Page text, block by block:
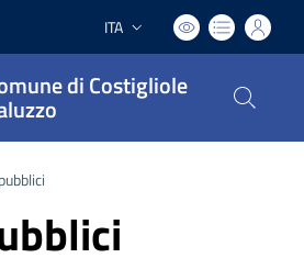
Lingua attiva:
ITA
di Costigliole